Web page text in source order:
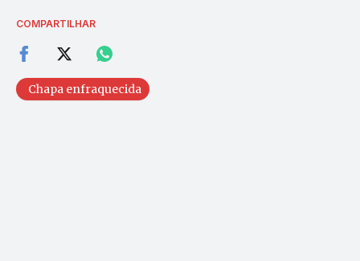
COMPARTILHAR
Chapa enfraquecida